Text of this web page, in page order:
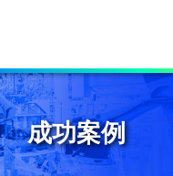
成功
成功案例